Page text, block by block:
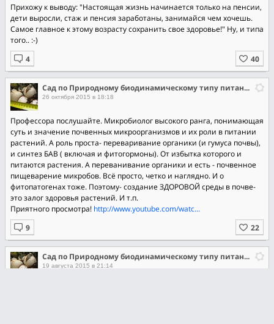
Прихожу к выводу: "Настоящая жизнь начинается только на пенсии,
дети выросли, стаж и пенсия заработаны, занимайся чем хочешь.
Самое главное к этому возрасту сохранить свое здоровье!" Ну, и типа
того.. :-)
Сад по Природному биодинамическому типу питания растений.
26 октября 2015 в 18:18
Профессора послушайте. Микробиолог высокого ранга, понимающая
суть и значение почвенных микроорганизмов и их роли в питании
растений. А роль проста- переваривание органики (и гумуса почвы),
и синтез БАВ ( включая и фитогормоны). От избытка которого и
питаются растения. А переванивание органики и есть - почвенное
пищеварение микробов. Всё просто, четко и наглядно. И о
фитопатогенах тоже. Поэтому- создание ЗДОРОВОЙ среды в почве-
это залог здоровья растений. И т.п.
Приятного просмотра! http://www.youtube.com/watc...
Сад по Природному биодинамическому типу питания растений.
19 августа 2015 в 21:14